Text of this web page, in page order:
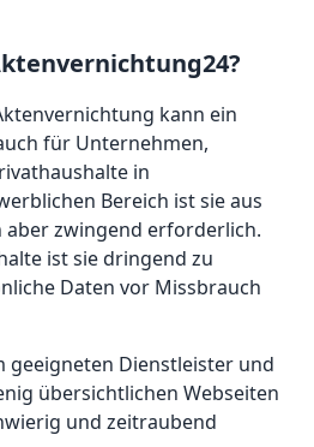
kann ein
für Unternehmen,
in
Bereich ist sie aus
zwingend erforderlich.
ist sie dringend zu
Daten vor Missbrauch
geeigneten Dienstleister und
übersichtlichen Webseiten
und zeitraubend